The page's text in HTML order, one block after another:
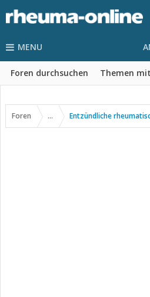
MENU
Foren durchsuchen Themen
Foren ... Entzündliche